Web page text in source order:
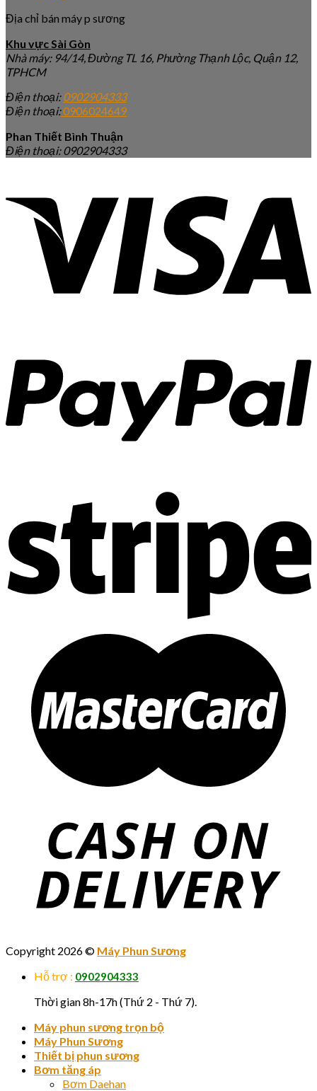
Địa chỉ bán máy p sương
Khu vực Sài Gòn
Nhà máy: 94/14, Đường TL 16, Phường Thạnh Lộc, Quận 12,
TPHCM
Điện thoại:0902904333
Điện thoại:0906024649
Phan Thiết Bình Thuận
Điện thoại: 0902904333
Copyright 2026 © Máy Phun Sương
Hỗ trợ : 0902904333
Thời gian 8h-17h (Thứ 2 - Thứ 7).
Máy phun sương trọn bộ
Máy Phun Sương
Thiết bị phun sương
Bơm tăng áp
Bơm Daehan